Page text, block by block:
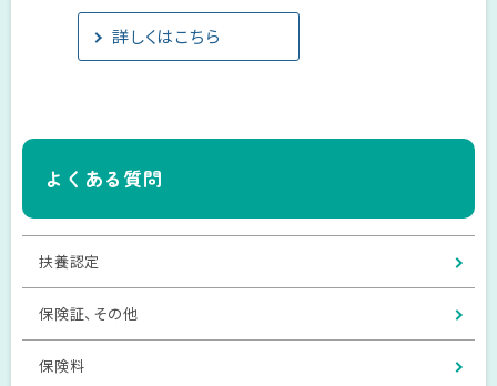
詳しくはこちら
よくある質問
扶養認定
保険証、その他
保険料